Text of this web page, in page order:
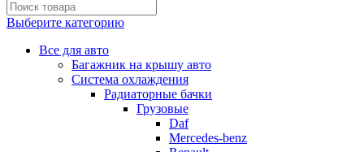
Выберите категорию
Все для авто
Багажник на крышу авто
Система охлаждения
Радиаторные бачки
Грузовые
Daf
Mercedes-benz